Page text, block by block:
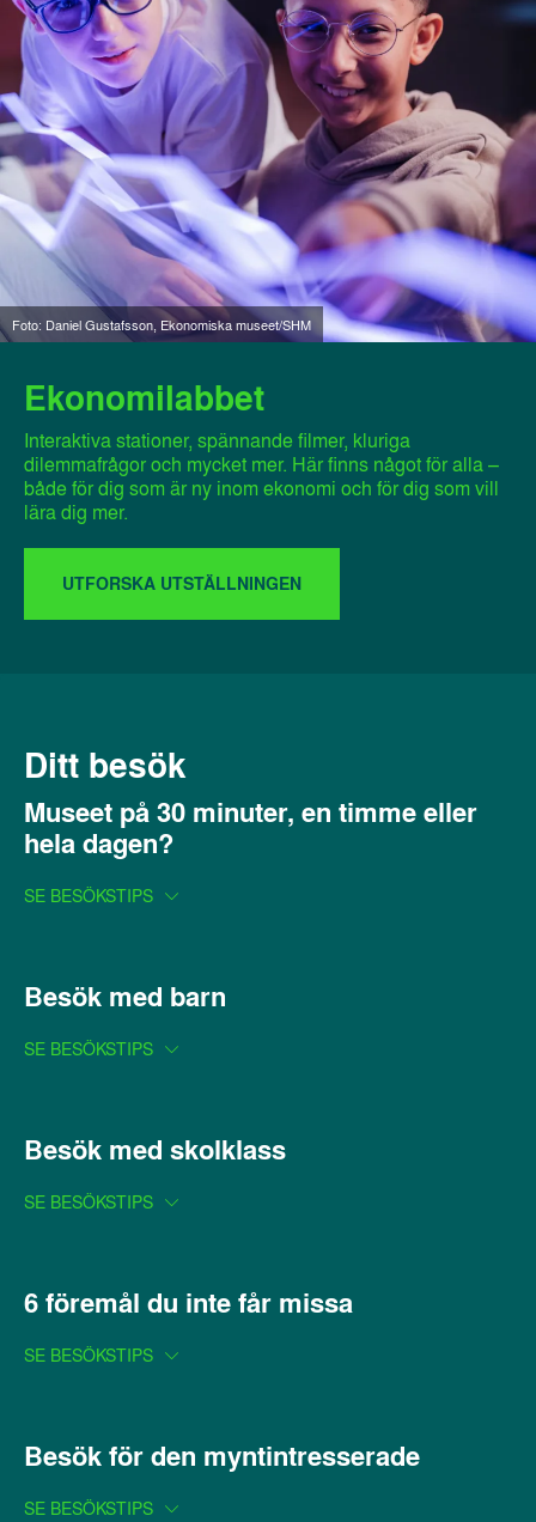
Ekonomilabbet
Interaktiva stationer, spännande filmer, kluriga
dilemmafrågor och mycket mer. Här finns något för alla –
både för dig som är ny inom ekonomi och för dig som vill
lära dig mer.
UTFORSKA UTSTÄLLNINGEN
Foto: Daniel Gustafsson, Ekonomiska museet/SHM
Ditt besök
Museet på 30 minuter, en timme eller
hela dagen?
SE BESÖKSTIPS
Besök med barn
SE BESÖKSTIPS
Besök med skolklass
SE BESÖKSTIPS
6 föremål du inte får missa
SE BESÖKSTIPS
Besök för den myntintresserade
SE BESÖKSTIPS